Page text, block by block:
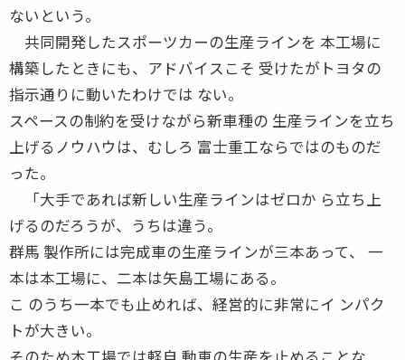
ないという。
共同開発したスポーツカーの生産ラインを 本工場に
構築したときにも、アドバイスこそ 受けたがトヨタの
指示通りに動いたわけでは ない。
スペースの制約を受けながら新車種の 生産ラインを立ち
上げるノウハウは、むしろ 富士重工ならではのものだ
った。
「大手であれば新しい生産ラインはゼロか ら立ち上
げるのだろうが、うちは違う。
群馬 製作所には完成車の生産ラインが三本あって、 一
本は本工場に、二本は矢島工場にある。
こ のうち一本でも止めれば、経営的に非常にイ ンパク
トが大きい。